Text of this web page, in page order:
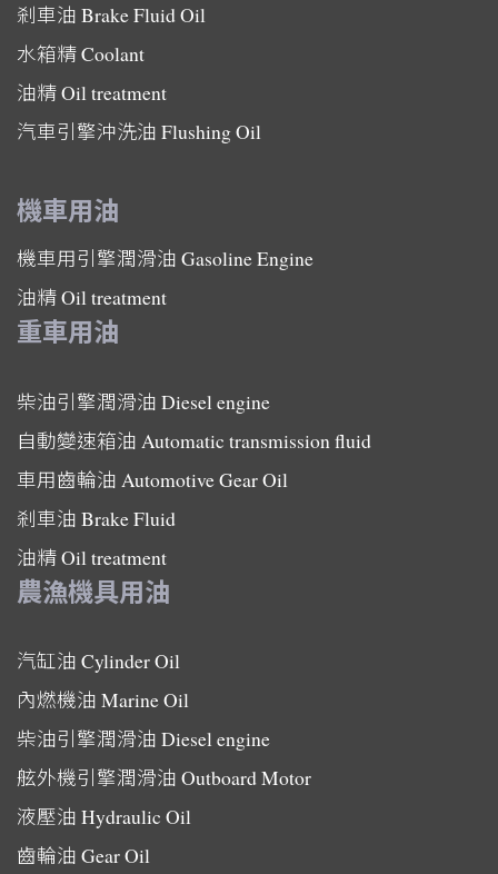
剎車油 Brake Fluid Oil
水箱精Coolant
油精Oil treatment
汽車引擎沖洗油 Flushing Oil
機車用油
機車用引擎潤滑油 Gasoline Engine
油精Oil treatment
重車用油
柴油引擎潤滑油 Diesel engine
自動變速箱油 Automatic transmission fluid
車用齒輪油 Automotive Gear Oil
剎車油 Brake Fluid
油精Oil treatment
農漁機具用油
汽缸油 Cylinder Oil
內燃機油 Marine Oil
柴油引擎潤滑油 Diesel engine
舷外機引擎潤滑油 Outboard Motor
液壓油 Hydraulic Oil
齒輪油 Gear Oil